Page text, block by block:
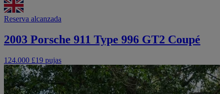
Reserva alcanzada
2003 Porsche 911 Type 996 GT2 Coupé
124.000 £19 pujas